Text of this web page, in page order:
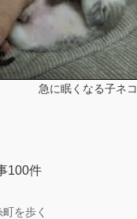
急に眠くなる子ネコ
100件
を歩く